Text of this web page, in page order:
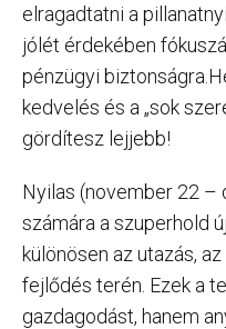
elragadtatni a
jólét érdekében
pénzügyi
kedvelés és a „sok
gördítesz lejjebb!
Nyilas (november 22 –
számára a szuperhold
különösen az utazás,
fejlődés terén. Ezek a
gazdagodást, hanem